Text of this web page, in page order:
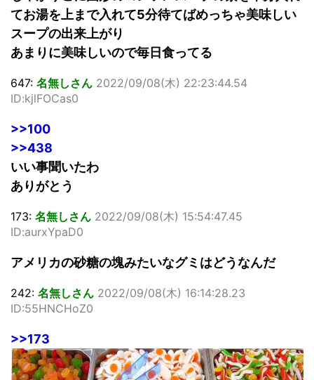
てお湯を上まで入れて5分待てばめっちゃ美味しい
スープの出来上がり
あまりに美味しいので毎日食ってる
647: 名無しさん 2022/09/08(木) 22:23:44.54
ID:kjlFOCas0
>>100
>>438
いい事聞いたわ
ありがとう
173: 名無しさん 2022/09/08(木) 15:54:47.45
ID:aurxYpaD0
アメリカの砂糖の塊みたいなグミはどうなんだ
242: 名無しさん 2022/09/08(木) 16:14:28.23
ID:55HNCHoZ0
>>173